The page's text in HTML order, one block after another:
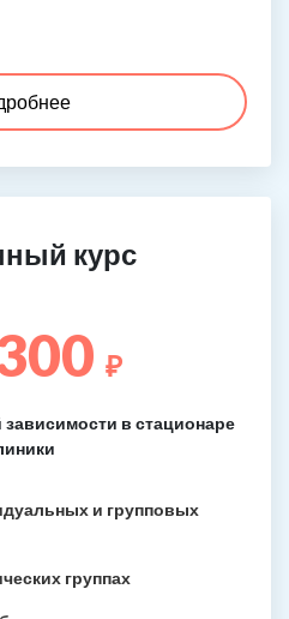
курс
₽
в стационаре
и групповых
группах